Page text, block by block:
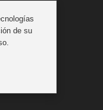
cita previa
de su